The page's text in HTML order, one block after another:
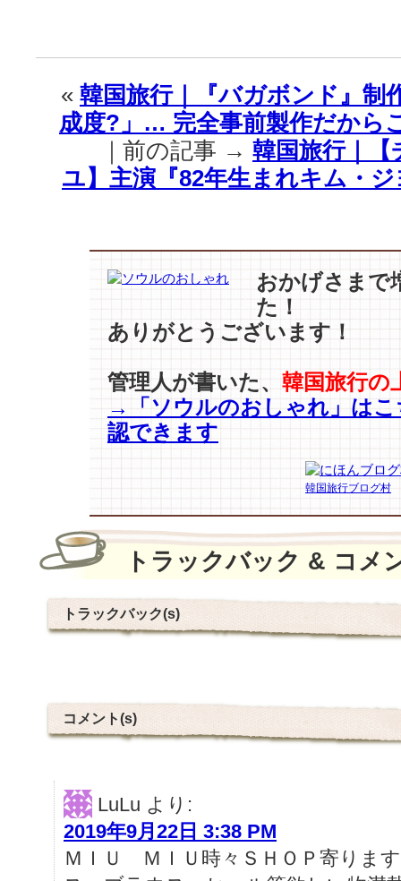
« 韓国旅行｜『バガボンド』制
成度?」… 完全事前製作だから
｜前の記事 → 韓国旅行｜
ユ】主演『82年生まれキム・
おかげさまで
た！
ありがとうございます！
管理人が書いた、 韓国旅行の
→「ソウルのおしゃれ」はこ
認できます
韓国旅行ブログ村
トラックバック & コメ
トラックバック(s)
コメント(s)
LuLu より:
2019年9月22日 3:38 PM
ＭＩＵ ＭＩＵ時々ＳＨＯＰ寄りま